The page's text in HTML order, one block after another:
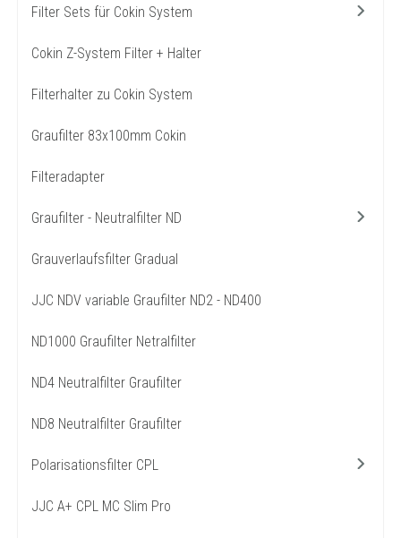
Filter Sets für Cokin System
Cokin Z-System Filter + Halter
Filterhalter zu Cokin System
Graufilter 83x100mm Cokin
Filteradapter
Graufilter - Neutralfilter ND
Grauverlaufsfilter Gradual
JJC NDV variable Graufilter ND2 - ND400
ND1000 Graufilter Netralfilter
ND4 Neutralfilter Graufilter
ND8 Neutralfilter Graufilter
Polarisationsfilter CPL
JJC A+ CPL MC Slim Pro